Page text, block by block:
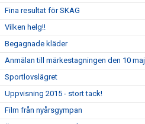
Fina resultat för SKAG
Vilken helg!!
Begagnade kläder
Anmälan till märkestagningen den 10 maj
Sportlovslägret
Uppvisning 2015 - stort tack!
Film från nyårsgympan